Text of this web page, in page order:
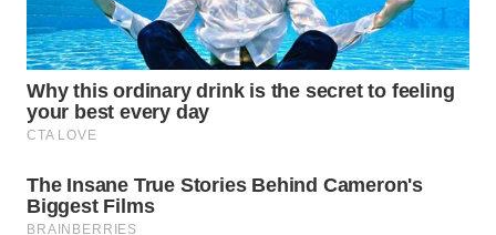
Wahana
Media
Group
WAHANA
NEWS
WAHANA
TANI